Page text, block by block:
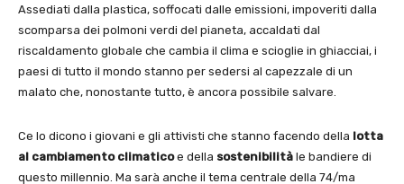
Assediati dalla plastica, soffocati dalle emissioni, impoveriti dalla
scomparsa dei polmoni verdi del pianeta, accaldati dal
riscaldamento globale che cambia il clima e scioglie in ghiacciai, i
paesi di tutto il mondo stanno per sedersi al capezzale di un
malato che, nonostante tutto, è ancora possibile salvare.
Ce lo dicono i giovani e gli attivisti che stanno facendo della lotta
al cambiamento climaticoe della sostenibilità le bandiere di
questo millennio. Ma sarà anche il tema centrale della 74/ma